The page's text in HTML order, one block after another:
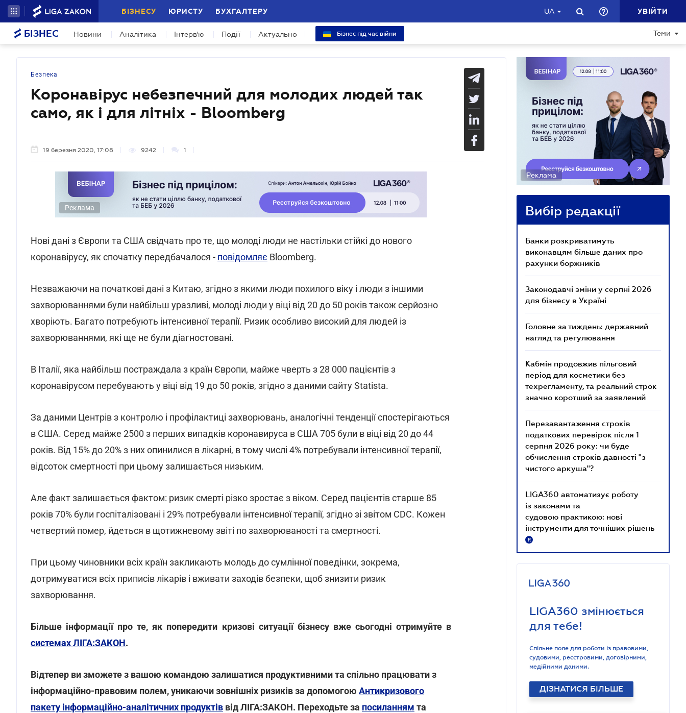
БІЗНЕСУ ЮРИСТУ БУХГАЛТЕРУ UA УВІЙТИ
БІЗНЕС Новини Аналітика Інтерв'ю Події Актуально Бізнес під час війни Теми
Безпека
Коронавірус небезпечний для молодих людей так
само, як і для літніх - Bloomberg
19 березня 2020, 17:08 9242 1
Реклама
Нові дані з Європи та США свідчать про те, що молоді люди не настільки стійкі до нового
коронавірусу, як спочатку передбачалося - повідомляє Bloomberg.
Незважаючи на початкові дані з Китаю, згідно з якими люди похилого віку і люди з іншими
захворюваннями були найбільш уразливі, молоді люди у віці від 20 до 50 років також серйозно
хворіють. Багато потребують інтенсивної терапії. Ризик особливо високий для людей із
захворюваннями, які ще не були діагностовані.
В Італії, яка найбільш постраждала з країн Європи, майже чверть з 28 000 пацієнтів з
коронавірусом перебувають у віці від 19 до 50 років, згідно з даними сайту Statista.
За даними Центрів з контролю і профілактиці захворювань, аналогічні тенденції спостерігаються
в США. Серед майже 2500 з перших випадків коронавируса в США 705 були в віці від 20 до 44
років. Від 15% до 20% з них опинилися в лікарні, в тому числі 4% потребували інтенсивної терапії,
відсоток смертності при цьому залишається низьким.
Але факт залишається фактом: ризик смерті різко зростає з віком. Серед пацієнтів старше 85
років 70% були госпіталізовані і 29% потребували інтенсивної терапії, згідно зі звітом CDC. Кожен
четвертий помер, йдеться в щотижневому звіті по захворюваності та смертності.
При цьому чиновники всіх країн закликають молодь до сумлінної поведінки, зокрема,
дотримуватися всіх приписів лікарів і вживати заходів безпеки, щоб знизити ризик
захворювання.
Більше інформації про те, як попередити кризові ситуації бізнесу вже сьогодні отримуйте в
системах ЛІГА:ЗАКОН.
Відтепер ви зможете з вашою командою залишатися продуктивними та спільно працювати з
інформаційно-правовим полем, уникаючи зовнішніх ризиків за допомогою Антикризового
пакету інформаційно-аналітичних продуктів від ЛІГА:ЗАКОН. Переходьте за посиланням та
Реклама
Вибір редакції
Банки розкриватимуть
виконавцям більше даних про
рахунки боржників
Законодавчі зміни у серпні 2026
для бізнесу в Україні
Головне за тиждень: державний
нагляд та регулювання
Кабмін продовжив пільговий
період для косметики без
техрегламенту, та реальний строк
значно коротший за заявлений
Перезавантаження строків
податкових перевірок після 1
серпня 2026 року: чи буде
обчислення строків давності "з
чистого аркуша"?
LIGA360 автоматизує роботу
із законами та
судовою практикою: нові
інструменти для точніших рішень
R
LIGA360 змінюється
для тебе!
Спільне поле для роботи із правовими,
судовими, реєстровими, договірними,
медійними даними.
ДІЗНАТИСЯ БІЛЬШЕ